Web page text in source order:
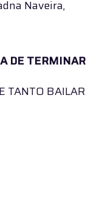
Naveira,
DE TERMINAR
TANTO BAILAR